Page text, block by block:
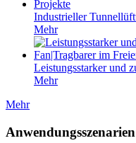
Industrieller
Mehr
Leistungsstarker und
Mehr
Mehr
Anwendungsszenarien